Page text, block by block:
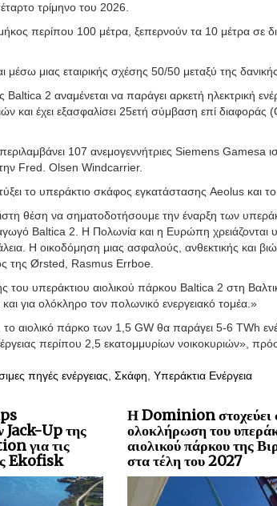
τρίμηνο του 2026.
περίπου 100 μέτρα, ξεπερνούν τα 10 μέτρα σε
μέσω μιας εταιρικής σχέσης 50/50 μεταξύ της
2 αναμένεται να παράγει αρκετή ηλεκτρική
και έχει εξασφαλίσει 25ετή σύμβαση επί
107 ανεμογεννήτριες Siemens Gamesa
Fred. Olsen Windcarrier.
το υπεράκτιο σκάφος εγκατάστασης Aeolus και
θέση να σηματοδοτήσουμε την έναρξη των
Baltica 2. Η Πολωνία και η Ευρώπη χρειάζονται
Η οικοδόμηση μιας ασφαλούς, ανθεκτικής και
της Ørsted, Rasmus Errboe.
του υπεράκτιου αιολικού πάρκου Baltica 2 στη
για ολόκληρο τον πολωνικό ενεργειακό τομέα.»
αιολικό πάρκο των 1,5 GW θα παράγει 5-6 TWh
περίπου 2,5 εκατομμυρίων νοικοκυριών»,
πηγές ενέργειας Σκάφη Υπεράκτια Ενέργεια
Jack-Up της
για τις
Ekofisk
Η Dominion στοχεύει
ολοκλήρωση του
αιολικού πάρκου της
στα τέλη του 2027